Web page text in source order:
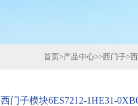
首页>产品中心>>西门子>
西门子模块6ES7212-1HE31-